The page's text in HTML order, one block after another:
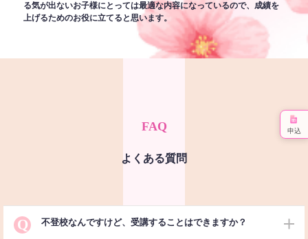
る気が出ないお子様にとっては最適な内容になっているので、成績を
上げるためのお役に立てると思います。
FAQ
よくある質問
Q 不登校なんですけど、受講することはできますか？
申込